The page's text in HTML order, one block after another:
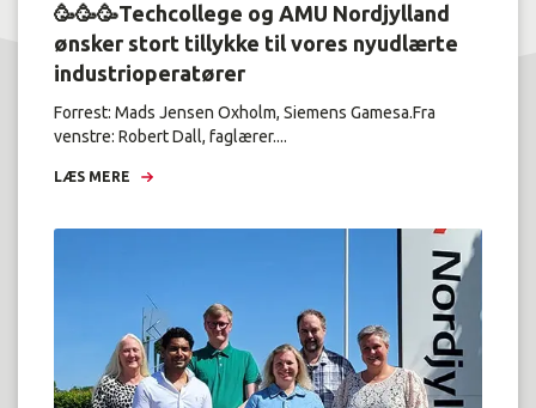
🥳🥳🥳Techcollege og AMU Nordjylland
ønsker stort tillykke til vores nyudlærte
industrioperatører
Forrest: Mads Jensen Oxholm, Siemens Gamesa.Fra
venstre: Robert Dall, faglærer....
LÆS MERE